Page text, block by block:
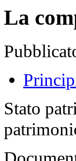
La
Stato